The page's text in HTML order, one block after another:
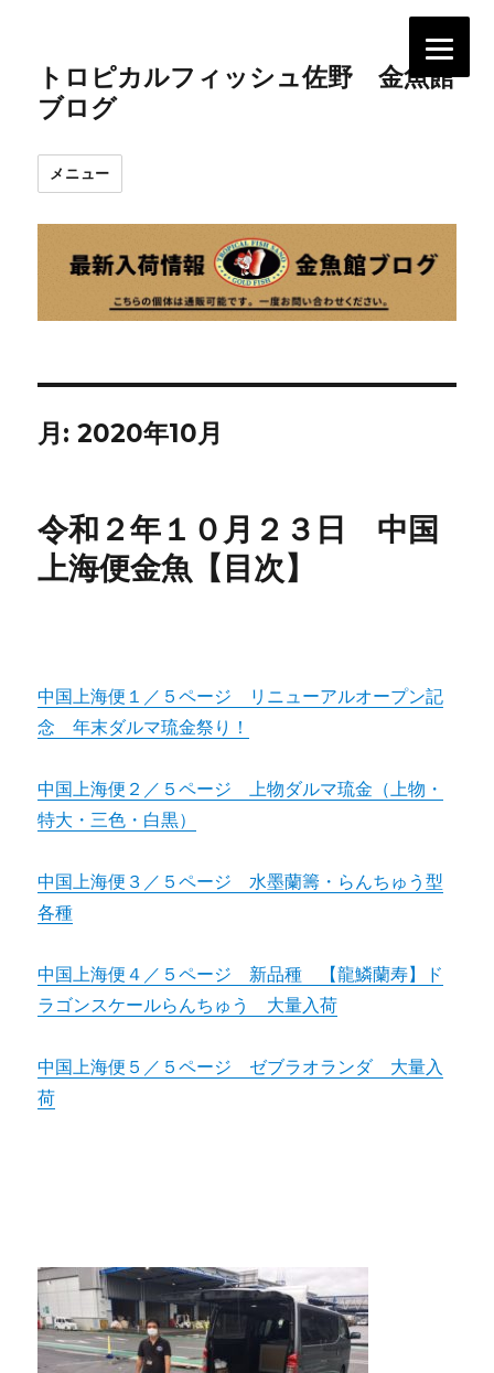
トロピカルフィッシュ佐野 金魚館
ブログ
メニュー
月:2020年10月
令和２年１０月２３日 中国
上海便金魚【目次】
中国上海便１／５ページ リニューアルオープン記
念 年末ダルマ琉金祭り！
中国上海便２／５ページ 上物ダルマ琉金（上物・
特大・三色・白黒）
中国上海便３／５ページ 水墨蘭籌・らんちゅう型
各種
中国上海便４／５ページ 新品種 【龍鱗蘭寿】ド
ラゴンスケールらんちゅう 大量入荷
中国上海便５／５ページ ゼブラオランダ 大量入
荷